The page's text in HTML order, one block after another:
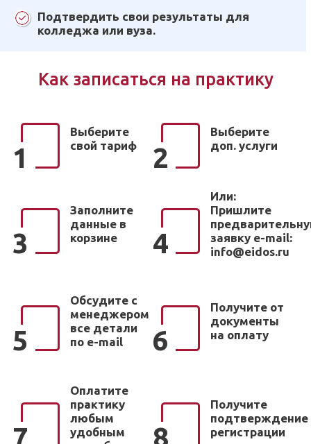
Подтвердить свои результаты для
колледжа или вуза.
Как записаться на практику
1
Выберите
свой тариф
2
Выберите
доп. услуги
3
Заполните
данные в
корзине
4
Или:
Пришлите
заявку e-mail:
info@eidos.ru
5
Обсудите с
менеджером
все детали
по e-mail
6
Получите от
документы
на оплату
7
Оплатите
практику
любым
удобным
8
Получите
подтверждение
регистрации